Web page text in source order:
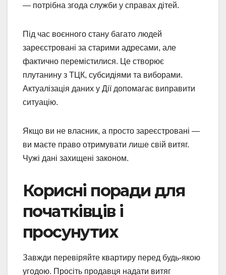
— потрібна згода служби у справах дітей.
Під час воєнного стану багато людей
зареєстровані за старими адресами, але
фактично перемістилися. Це створює
плутанину з ТЦК, субсидіями та виборами.
Актуалізація даних у Дії допомагає виправити
ситуацію.
Якщо ви не власник, а просто зареєстровані —
ви маєте право отримувати лише свій витяг.
Чужі дані захищені законом.
Корисні поради для
початківців і
просунутих
Завжди перевіряйте квартиру перед будь-якою
угодою. Просіть продавця надати витяг